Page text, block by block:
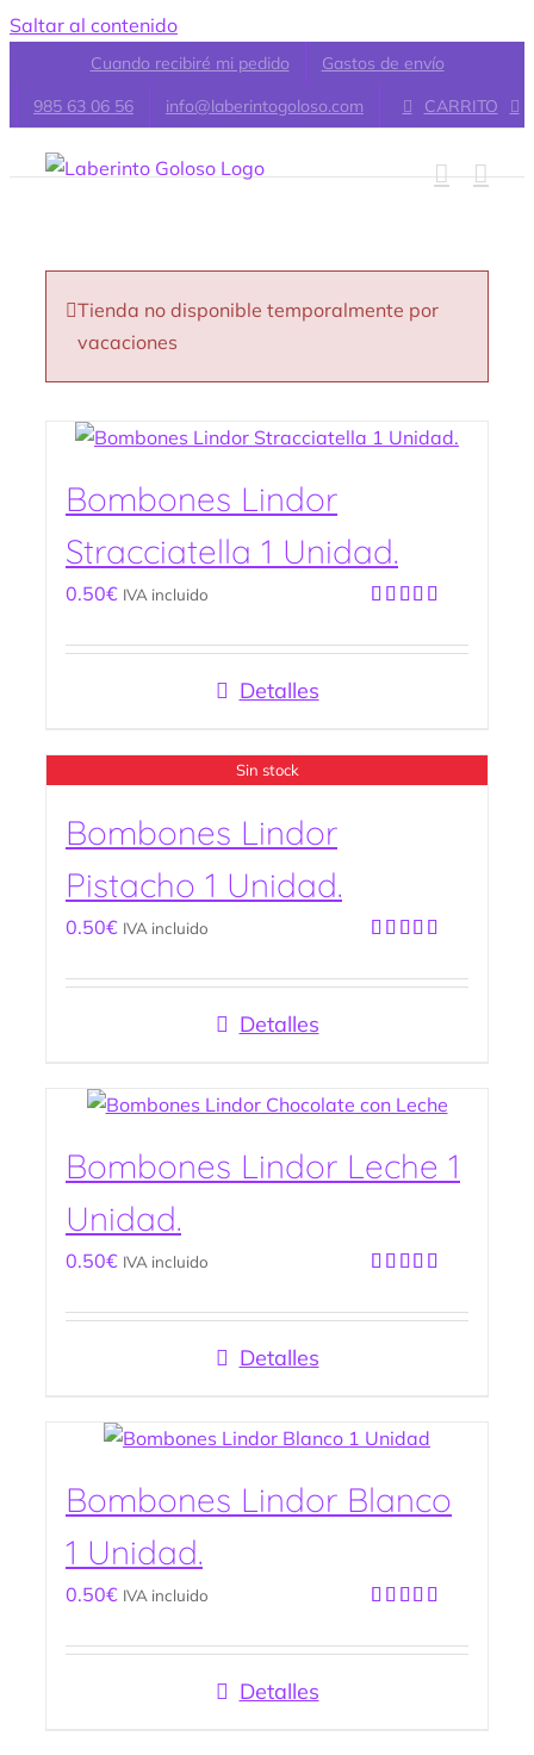
Saltar al contenido
Cuando recibiré mi pedido
Gastos de envío
985 63 06 56
info@laberintogoloso.com CARRITO
Tienda no disponible temporalmente por
vacaciones
Bombones Lindor
Stracciatella 1 Unidad.
con5.00de
5
0.50€ IVA incluido
Detalles
Sin stock
Bombones Lindor
Pistacho 1 Unidad.
con4.00
de 5
0.50€ IVA incluido
Detalles
Bombones Lindor Leche 1
Unidad.
con5.00de
5
0.50€ IVA incluido
Detalles
Bombones Lindor Blanco
1 Unidad.
con5.00de
5
0.50€ IVA incluido
Detalles